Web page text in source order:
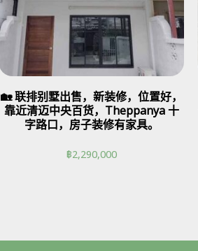
🏡 联排别墅出售，新装修，位置好，
靠近清迈中央百货，Theppanya 十
字路口，房子装修有家具。
฿2,290,000